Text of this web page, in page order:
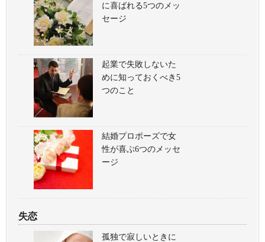
に喜ばれる5つのメッ
セージ
起業で失敗しないた
めに知っておくべき5
つのこと
結婚プロポーズで女
性が喜ぶ6つのメッセ
ージ
失恋
孤独で寂しいときに